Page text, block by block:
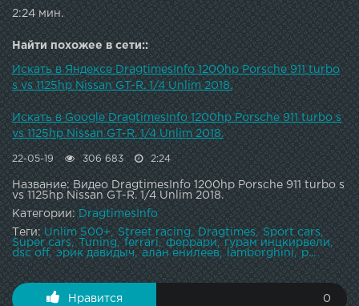
AMG Coupe. DT Test Drive - BMW M5 F90. Возвращение
легенды? DT Test Drive — Lamborghini Huracan LP610-4
DT Test Drive — Audi RS7 stock vs tuned DT Test Drive —
Maybach 57S vs Mercedes-Benz S600 W222 Maybach DT
Test Drive — 700 HP Chevrolet Corvette Z06 DT Test Drive
— BMW X5 M F85 (2015) DT Test Drive — 700 HP VW Golf
R HGP vs Lamborghini Huracan DT Test Drive — 1000 HP
Nissan Juke R DT Test Drive — Mercedes S63 AMG Coupe &
Mercedes G63 AMG Brabus DT Test Drive — 650 HP
Porsche 911 Turbo (991) DT Test Drive — 750 HP Chevrolet
Corvette ZR1
2:24 мин.
Найти похожее в сети::
Искать в Яндексе DragtimesInfo 1200hp Porsche 911 turbo
s vs 1125hp Nissan GT-R. 1/4 Unlim 2018.
Искать в Google DragtimesInfo 1200hp Porsche 911 turbo s
vs 1125hp Nissan GT-R. 1/4 Unlim 2018.
22-05-19 306 683 2:24
Название: Видео DragtimesInfo 1200hp Porsche 911 turbo s
vs 1125hp Nissan GT-R. 1/4 Unlim 2018.
Категории: DragtimesInfo
Теги:Unlim 500+ Street racing Dragtimes
Sport cars
Super cars
Tuning ferrari феррари
гурам инцкирвели
dsc off
эрик давидыч алан енилеев lamborghini p...
Нравится 0